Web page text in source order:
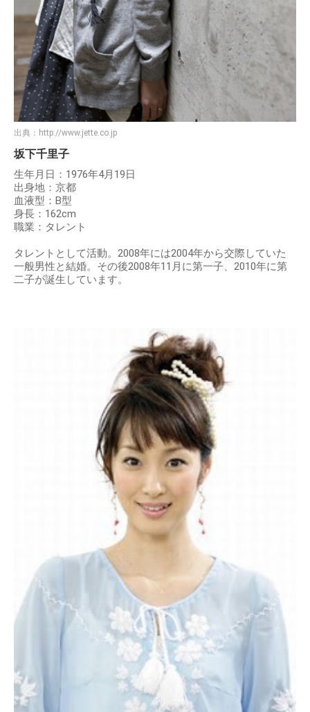
出典： http://www.jette.co.jp
坂下千里子
生年月日：1976年4月19日
出身地：京都
血液型：B型
身長：162cm
職業：タレント
タレントとして活動。2008年には2004年から交際していた
一般男性と結婚。その後2008年11月に第一子、2010年に第
二子が誕生しています。